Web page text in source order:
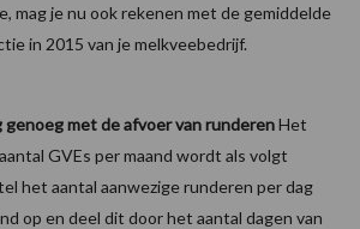
mag je nu ook rekenen met de gemiddelde
in 2015 van je melkveebedrijf.
met de afvoer van runderenHet
GVEs per maand wordt als volgt
het aantal aanwezige runderen per dag
op en deel dit door het aantal dagen van